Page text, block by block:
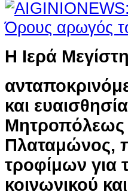
Η Ιερά
και
Μητροπόλεως
Πλαταμώνος,
τροφίμων για
κοινωνικού